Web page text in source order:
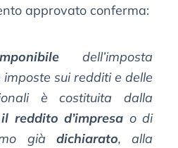
approvato conferma:
dell’imposta
sui redditi e delle
è costituita dalla
reddito d’impresa o di
già dichiarato, alla